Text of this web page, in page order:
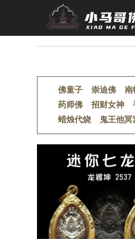
佛童子 崇迪佛 南
药师佛
招财女神
蜡烛代烧
鬼王他冥